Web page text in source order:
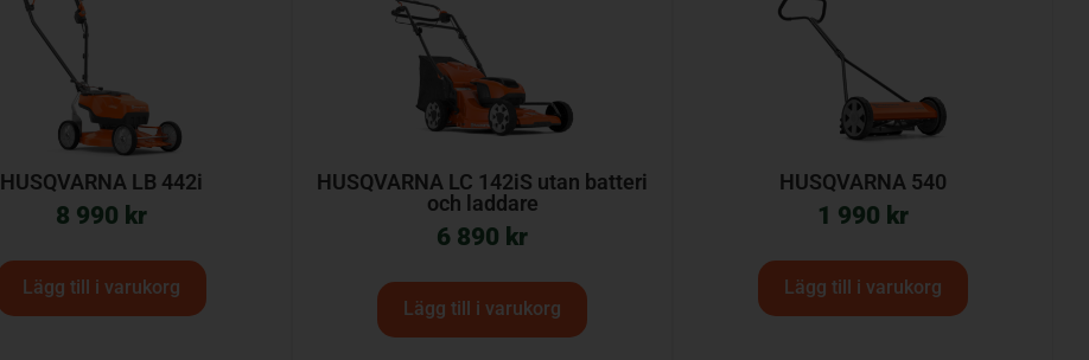
HUSQVARNA LB 442i
8 990 kr
Lägg till i varukorg
HUSQVARNA LC 142iS utan batteri
och laddare
6 890 kr
Lägg till i varukorg
HUSQVARNA 540
1 990 kr
Lägg till i varukorg